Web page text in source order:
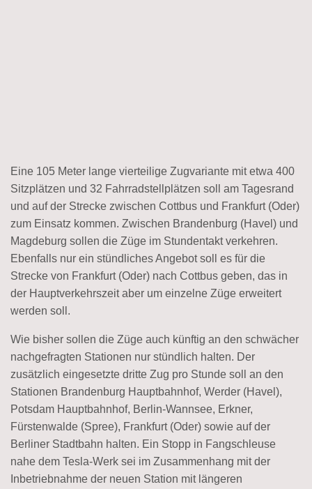
Eine 105 Meter lange vierteilige Zugvariante mit etwa 400
Sitzplätzen und 32 Fahrradstellplätzen soll am Tagesrand
und auf der Strecke zwischen Cottbus und Frankfurt (Oder)
zum Einsatz kommen. Zwischen Brandenburg (Havel) und
Magdeburg sollen die Züge im Stundentakt verkehren.
Ebenfalls nur ein stündliches Angebot soll es für die
Strecke von Frankfurt (Oder) nach Cottbus geben, das in
der Hauptverkehrszeit aber um einzelne Züge erweitert
werden soll.
Wie bisher sollen die Züge auch künftig an den schwächer
nachgefragten Stationen nur stündlich halten. Der
zusätzlich eingesetzte dritte Zug pro Stunde soll an den
Stationen Brandenburg Hauptbahnhof, Werder (Havel),
Potsdam Hauptbahnhof, Berlin-Wannsee, Erkner,
Fürstenwalde (Spree), Frankfurt (Oder) sowie auf der
Berliner Stadtbahn halten. Ein Stopp in Fangschleuse
nahe dem Tesla-Werk sei im Zusammenhang mit der
Inbetriebnahme der neuen Station mit längeren